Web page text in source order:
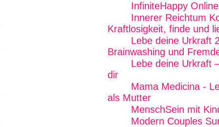
InfiniteHappy
Innerer Reichtum
Kraftlosigkeit, finde und
Lebe deine Urkraft
Brainwashing und
Lebe deine Urkraft
dir
Mama Medicina -
als Mutter
MenschSein mit
Modern Couples